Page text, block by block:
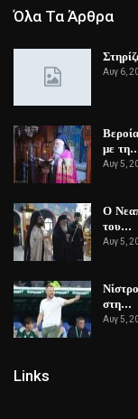
Όλα Τα Άρθρα
Αυγ 6,
με
Αυγ 5,
Ο
του…
Αυγ 5,
στη…
Αυγ 5,
Links